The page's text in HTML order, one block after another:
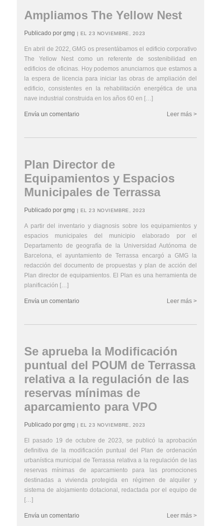
Ampliamos The Yellow Nest
Publicado por gmg | EL 23 NOVIEMBRE, 2023
En abril de 2022, GMG os presentábamos el edificio corporativo
The Yellow Nest como un referente de sostenibilidad en
edificios de oficinas. Hoy podemos anunciarnos que estamos a
la espera de licencia para iniciar las obras de ampliación del
edificio, consistentes en la rehabilitación energética de una
nave industrial construida en los años 60 en […]
Leer más >
Envía un comentario
Plan Director de
Equipamientos y Espacios
Municipales de Terrassa
Publicado por gmg | EL 23 NOVIEMBRE, 2023
A partir del inventario y diagnosis sobre los equipamientos y
espacios municipales del municipio elaborado por el
Departamento de geografía de la Universidad Autónoma de
Barcelona, el ayuntamiento de Terrassa encargó a GMG la
redacción del documento de propuestas y plan de acción del
Plan director de equipamientos. El Plan es una herramienta de
planificación […]
Leer más >
Envía un comentario
Se aprueba la Modificación
puntual del POUM de Terrassa
relativa a la regulación de las
reservas mínimas de
aparcamiento para VPO
Publicado por gmg | EL 23 NOVIEMBRE, 2023
El pasado 19 de octubre de 2023, se publicó la aprobación
definitiva de la modificación puntual del Plan de ordenación
urbanística municipal de Terrassa relativa a la regulación de las
reservas mínimas de aparcamiento para las promociones
destinadas a vivienda protegida en régimen de alquiler y
sistema de alojamiento dotacional, redactada por el equipo de
[…]
Leer más >
Envía un comentario